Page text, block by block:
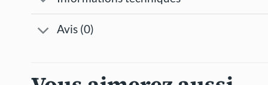
Avis (0)